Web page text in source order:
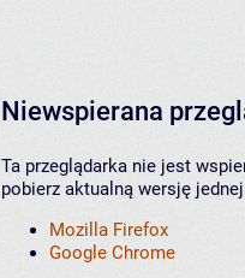
Niewspierana
Ta przeglądarka nie jest
pobierz aktualną wersję
Mozilla Firefox
Google Chrome